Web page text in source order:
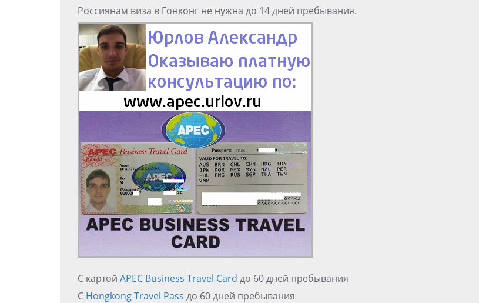
Россиянам виза в Гонконг не нужна до 14 дней пребывания.
С картой APEC Business Travel Card до 60 дней пребывания
С Hongkong Travel Pass до 60 дней пребывания